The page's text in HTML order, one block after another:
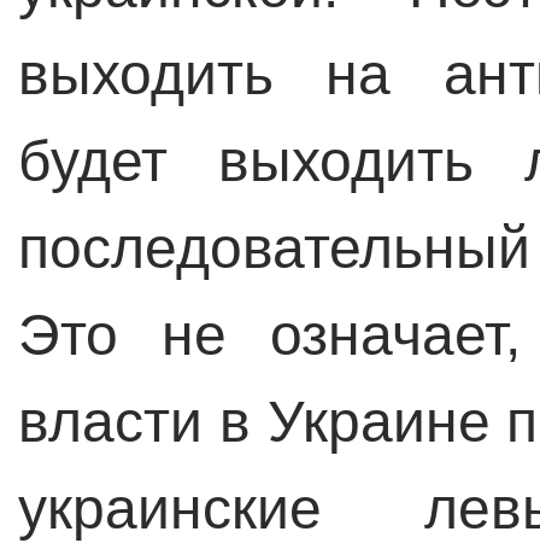
выходить на
будет
Это не
власти в Украине
украинские